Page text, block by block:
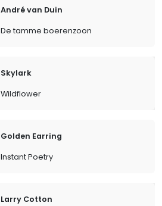
André van Duin
De tamme boerenzoon
Skylark
Wildflower
Golden Earring
Instant Poetry
Larry Cotton